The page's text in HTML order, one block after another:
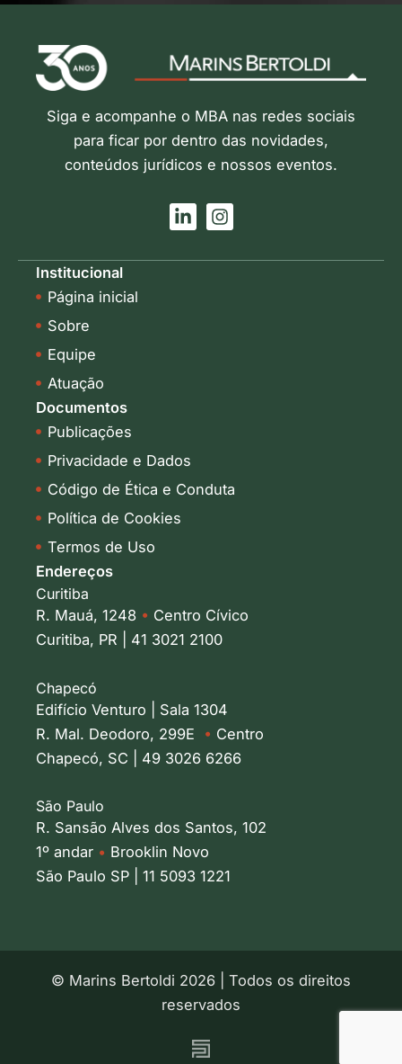
Siga e acompanhe o MBA nas redes sociais
para ficar por dentro das novidades,
conteúdos jurídicos e nossos eventos.
L
i
k
I
n
t
Institucional
Página inicial
Sobre
Equipe
Atuação
Documentos
Publicações
Privacidade e Dados
Código de Ética e Conduta
Política de Cookies
Termos de Uso
Endereços
Curitiba
R. Mauá, 1248 • Centro Cívico
Curitiba, PR | 41 3021 2100
Chapecó
Edifício Venturo | Sala 1304
R. Mal. Deodoro, 299E • Centro
Chapecó, SC | 49 3026 6266
São Paulo
R. Sansão Alves dos Santos, 102
1º andar • Brooklin Novo
São Paulo SP | 11 5093 1221
© Marins Bertoldi 2026 | Todos os direitos
reservados